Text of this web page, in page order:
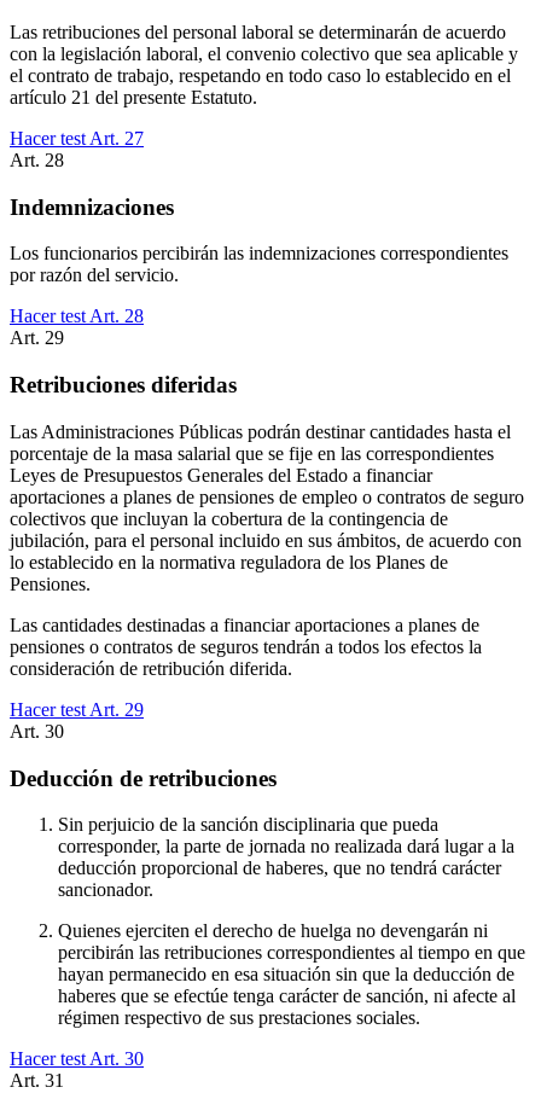
Las retribuciones del personal laboral se determinarán de acuerdo
con la legislación laboral, el convenio colectivo que sea aplicable y
el contrato de trabajo, respetando en todo caso lo establecido en el
artículo 21 del presente Estatuto.
Hacer test Art. 27
Art. 28
Indemnizaciones
Los funcionarios percibirán las indemnizaciones correspondientes
por razón del servicio.
Hacer test Art. 28
Art. 29
Retribuciones diferidas
Las Administraciones Públicas podrán destinar cantidades hasta el
porcentaje de la masa salarial que se fije en las correspondientes
Leyes de Presupuestos Generales del Estado a financiar
aportaciones a planes de pensiones de empleo o contratos de seguro
colectivos que incluyan la cobertura de la contingencia de
jubilación, para el personal incluido en sus ámbitos, de acuerdo con
lo establecido en la normativa reguladora de los Planes de
Pensiones.
Las cantidades destinadas a financiar aportaciones a planes de
pensiones o contratos de seguros tendrán a todos los efectos la
consideración de retribución diferida.
Hacer test Art. 29
Art. 30
Deducción de retribuciones
Sin perjuicio de la sanción disciplinaria que pueda
corresponder, la parte de jornada no realizada dará lugar a la
deducción proporcional de haberes, que no tendrá carácter
sancionador.
Quienes ejerciten el derecho de huelga no devengarán ni
percibirán las retribuciones correspondientes al tiempo en que
hayan permanecido en esa situación sin que la deducción de
haberes que se efectúe tenga carácter de sanción, ni afecte al
régimen respectivo de sus prestaciones sociales.
Hacer test Art. 30
Art. 31